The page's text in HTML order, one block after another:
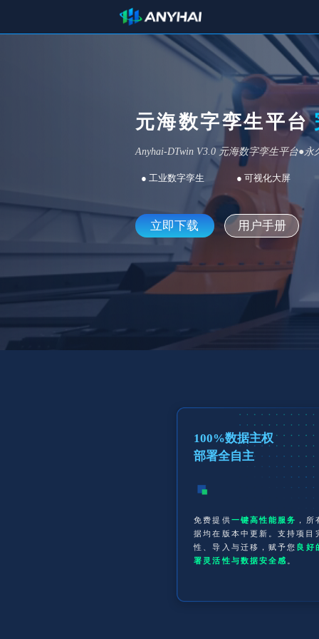
元海数字孪生平台
Anyhai-DTwin V3.0 元海数字孪生平台●永
● 工业数字孪生 ● 可视化大屏
立即下载 用户手册
100%数据主权
部署全自主
免费提供一键高性能服务 ，所
据均在版本中更新。支持项目
性、导入与迁移，赋予您 良好
署灵活性与数据安全感